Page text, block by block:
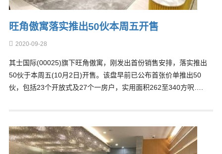
旺角傲寓落实推出50伙本周五开售
2020-09-28
其士国际(00025)旗下旺角傲寓，刚发出首份销售安排，落实推出
50伙于本周五(10月2日)开售。该盘早前已公布首张价单推出50
伙，包括23个开放式及27个一房户，实用面积262至340方呎….